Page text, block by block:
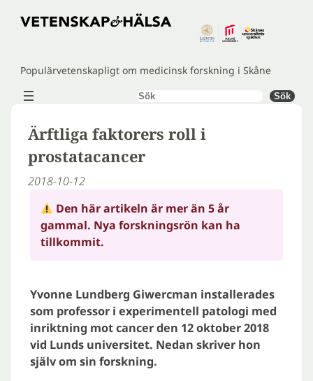
Hoppa
Populärvetenskapligt om medicinsk forskning i Skåne
Sök Sök
Ärftliga faktorers roll i
prostatacancer
2018-10-12
Den här artikeln är mer än 5 år
gammal. Nya forskningsrön kan ha
tillkommit.
Yvonne Lundberg Giwercman installerades
som professor i experimentell patologi med
inriktning mot cancer den 12 oktober 2018
vid Lunds universitet. Nedan skriver hon
själv om sin forskning.